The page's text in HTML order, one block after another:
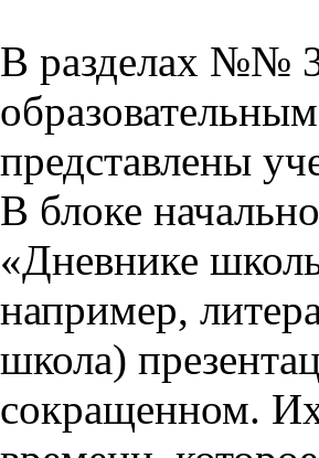
В разделах №№
представлены
В блоке
«Дневнике
например,
школа)
сокращенном. Их